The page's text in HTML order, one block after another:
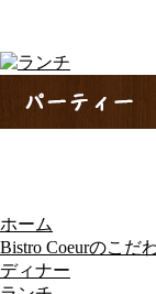
ホーム
Bistro Coeurのこだ
ディナー